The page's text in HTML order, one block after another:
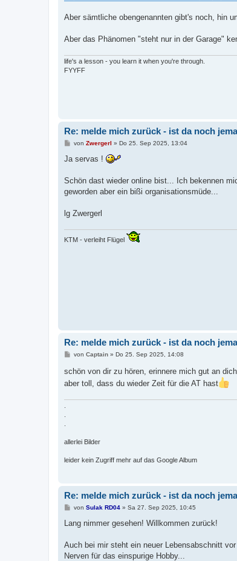
Aber sämtliche obengenannten gibt's noch, hin
Aber das Phänomen "steht nur in der Garage"
life's a lesson - you learn it when you're through.
FYYFF
Re: melde mich zurück - ist da noch
B
i
a
von Zwergerl » Do 25. Sep 2025, 13:04
Ja servas !
Schön dast wieder online bist... Ich bekennen
geworden aber ein bißi organisationsmüde...
lg Zwergerl
KTM - verleiht Flügel
Re: melde mich zurück - ist da noch
B
t
r
von Captain» Do 25. Sep 2025, 14:08
schön von dir zu hören, erinnere mich gut an
aber toll, dass du wieder Zeit für die AT hast
.
.
.
allerlei Bilder
leider kein Zugriff mehr auf das Google Album
Re: melde mich zurück - ist da noch
B
i
a
von Sulak RD04» Sa 27. Sep 2025, 10:45
Lang nimmer gesehen! Willkommen zurück!
Auch bei mir steht ein neuer Lebensabschnitt
Nerven für das einspurige Hobby...